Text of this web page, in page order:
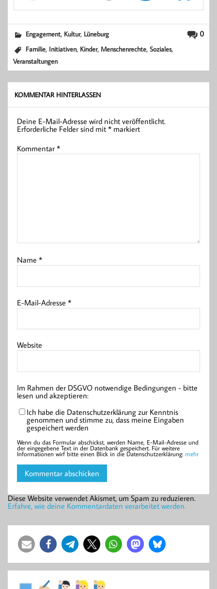
0
Engagement, Kultur, Lüneburg
Familie, Initiativen, Kinder, Menschenrechte,Soziales,
Veranstaltungen
KOMMENTAR HINTERLASSEN
Deine E-Mail-Adresse wird nicht veröffentlicht.
Erforderliche Felder sind mit* markiert
Kommentar*
Name*
E-Mail-Adresse*
Website
Im Rahmen der DSGVO notwendige Bedingungen - bitte
lesen und akzeptieren:
Ich habe die Datenschutzerklärung zur Kenntnis
genommen und stimme zu, dass meine Eingaben
gespeichert werden
Wenn du das Formular abschickst, werden Name, E-Mail-Adresse und
der eingegebene Text in der Datenbank gespeichert. Für weitere
Informationen wirf bitte einen Blick in die Datenschutzerklärung: mehr
Diese Website verwendet Akismet, um Spam zu reduzieren.
Erfahre, wie deine Kommentardaten verarbeitet werden.